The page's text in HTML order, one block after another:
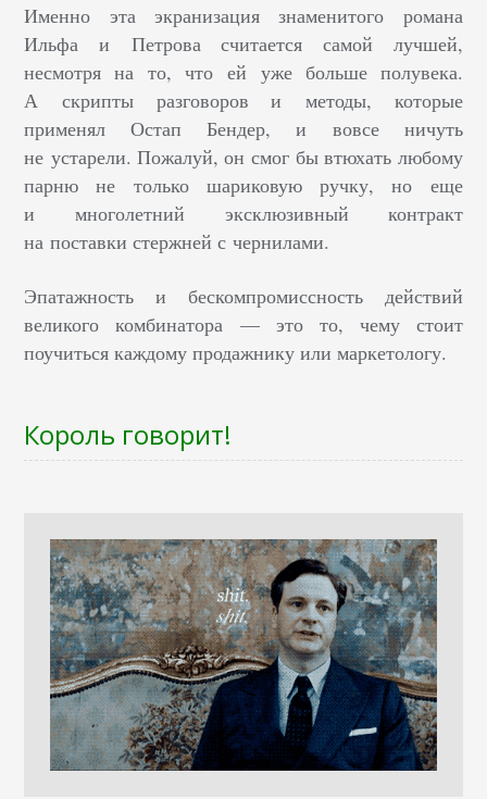
Именно эта экранизация знаменитого романа
Ильфа и Петрова считается самой лучшей,
несмотря на то, что ей уже больше полувека.
А скрипты разговоров и методы, которые
применял Остап Бендер, и вовсе ничуть
не устарели. Пожалуй, он смог бы втюхать любому
парню не только шариковую ручку, но еще
и многолетний эксклюзивный контракт
на поставки стержней с чернилами.
Эпатажность и бескомпромиссность действий
великого комбинатора — это то, чему стоит
поучиться каждому продажнику или маркетологу.
Король говорит!